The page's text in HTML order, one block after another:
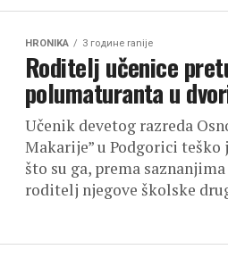
HRONIKA 3 године ranije
Roditelj učenice
polumaturanta u
Učenik devetog razreda
Makarije” u Podgorici teško
što su ga, prema
roditelj njegove školske